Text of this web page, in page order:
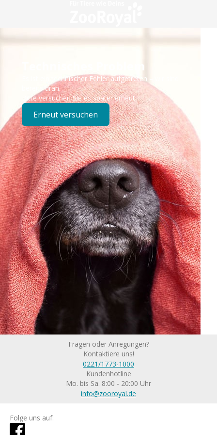
Technisches Problem
Es ist ein technischer Fehler aufgetreten – wir sind
bereits dran.
Bitte versuchen Sie es später erneut.
Erneut versuchen
Fragen oder Anregungen?
Kontaktiere uns!
0221/1773-1000
Kundenhotline
Mo. bis Sa. 8:00 - 20:00 Uhr
info@zooroyal.de
Folge uns auf: